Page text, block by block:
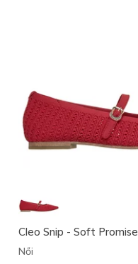
Cleo Snip - Soft Promise
Női